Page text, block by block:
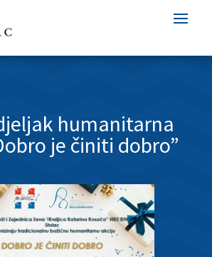
humanitarna
je činiti dobro”